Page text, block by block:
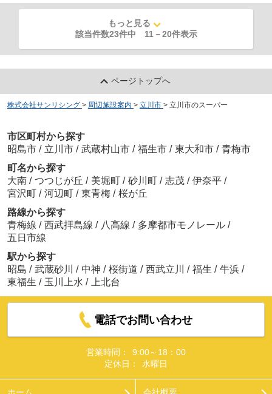
もっと見る
該当件数23件中 11 －20件表示
ページトップへ
株式会社サンリシング > 周辺施設案内 > 立川市 > 立川市のスーパー
市区町村から探す
昭島市 / 立川市 / 武蔵村山市 / 福生市 / 東大和市 / 青梅市
町名から探す
大南 / つつじが丘 / 美堀町 / 砂川町 / 志茂 / 伊奈平 /
宮沢町 / 河辺町 / 東青梅 / 桜が丘
路線から探す
青梅線 / 西武拝島線 / 八高線 / 多摩都市モノレール /
五日市線
駅から探す
昭島 / 武蔵砂川 / 中神 / 桜街道 / 西武立川 / 福生 / 牛浜 /
東福生 / 玉川上水 / 上北台
電話でお問い合わせ
営業時間：
9:00～18：00
定休日：
水曜日